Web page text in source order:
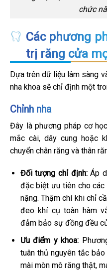
chức
Các phương
trị răng cửa
Dựa trên dữ liệu lâm sàng
nha khoa sẽ chỉ định một
Chỉnh nha
Đây là phương pháp cơ
mắc cài, dây cung hoặc
chuyển chân răng và thân
Đối tượng chỉ định:Áp
đặc biệt ưu tiên cho
nặng. Thậm chí khi chỉ
đeo khí cụ toàn hàm
đảm bảo sự đồng đều
Ưu điểm y khoa:
tuân thủ nguyên tắc
mài mòn mô răng thật,